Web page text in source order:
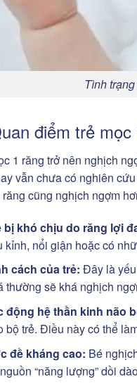
Tình
điểm trẻ
1 răng trở nên nghịch
vẫn chưa có nghiên
răng cũng nghịch ngợm
bị khó chịu do răng lợi
kỉnh, nổi giận hoặc có
cách của trẻ: Đây là
thường sẽ khá nghịch
động hệ thần kinh não
bộ trẻ. Điều này có thể
đề kháng cao: Bé
“năng lượng” dồi